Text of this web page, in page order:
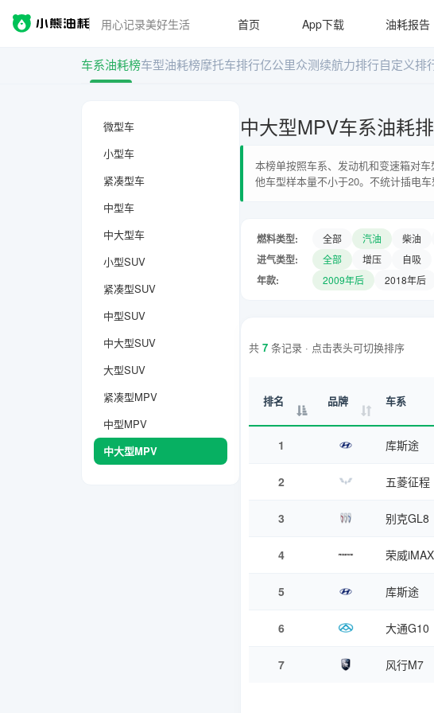
用心记录美好生活 首页 App下载 油耗报告
车系油耗榜车型油耗榜摩托车排行亿公里众测续航力排行自定义排
微型车
小型车
紧凑型车
中型车
中大型车
小型SUV
紧凑型SUV
中型SUV
中大型SUV
大型SUV
紧凑型MPV
中型MPV
中大型MPV
中大型MPV车系油耗
本榜单按照车系、发动机和变速箱对
他车型样本量不小于20。不统计插电车
燃料类型: 全部 汽油 柴油
进气类型: 全部 增压 自吸
年款: 2009年后 2018年后
共 7 条记录 · 点击表头可切换排序
排名 品牌 车系
1 库斯途
2 五菱征程
3 别克GL8
4 荣威
5 库斯途
6 大通G10
7 风行M7